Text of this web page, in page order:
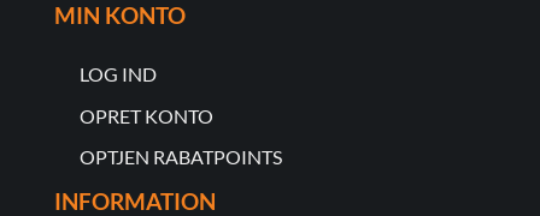
MIN KONTO
LOG IND
OPRET KONTO
OPTJEN RABATPOINTS
INFORMATION